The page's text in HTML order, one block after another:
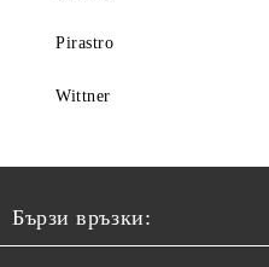
Pirastro
Wittner
Бързи връзки: